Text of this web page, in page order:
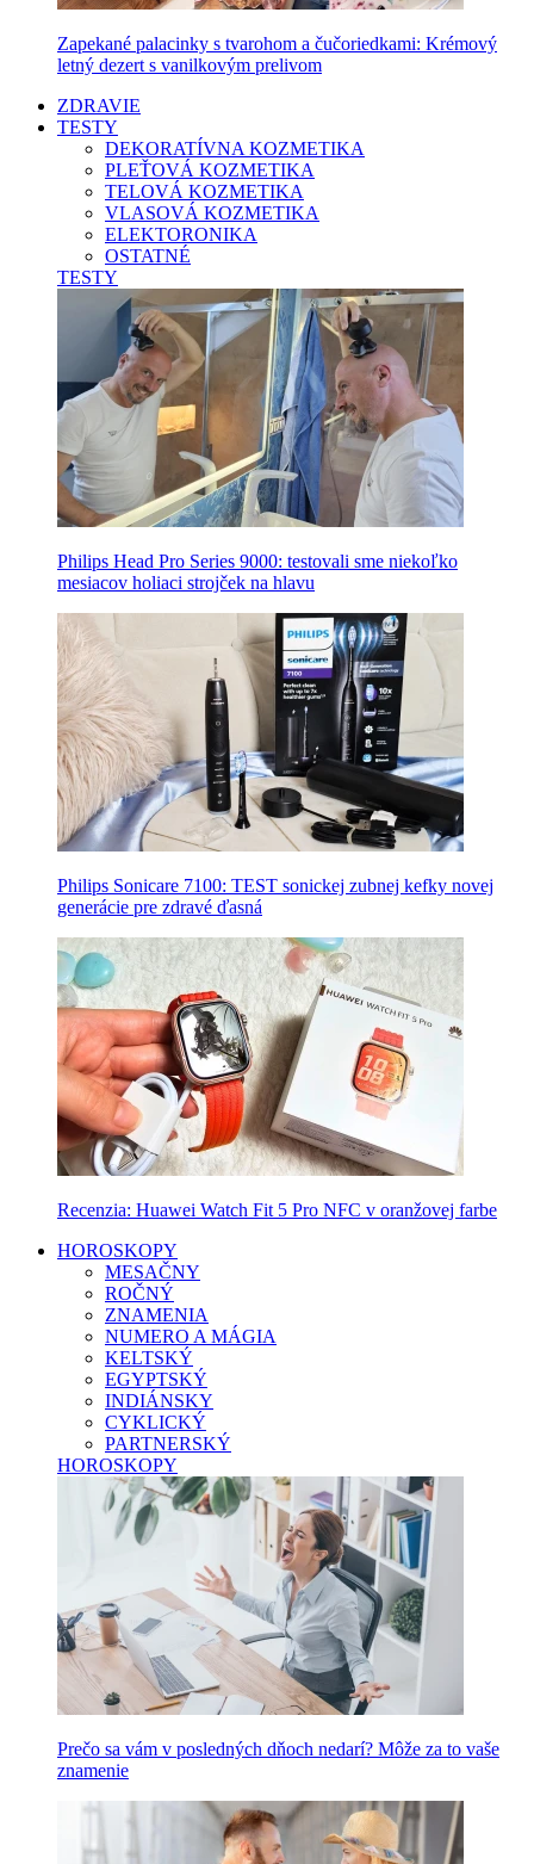
Zapekané palacinky s tvarohom a čučoriedkami: Krémový
letný dezert s vanilkovým prelivom
ZDRAVIE
TESTY
DEKORATÍVNA KOZMETIKA
PLEŤOVÁ KOZMETIKA
TELOVÁ KOZMETIKA
VLASOVÁ KOZMETIKA
ELEKTORONIKA
OSTATNÉ
TESTY
Philips Head Pro Series 9000: testovali sme niekoľko
mesiacov holiaci strojček na hlavu
Philips Sonicare 7100: TEST sonickej zubnej kefky novej
generácie pre zdravé ďasná
Recenzia: Huawei Watch Fit 5 Pro NFC v oranžovej farbe
HOROSKOPY
MESAČNY
ROČNÝ
ZNAMENIA
NUMERO A MÁGIA
KELTSKÝ
EGYPTSKÝ
INDIÁNSKY
CYKLICKÝ
PARTNERSKÝ
HOROSKOPY
Prečo sa vám v posledných dňoch nedarí? Môže za to vaše
znamenie